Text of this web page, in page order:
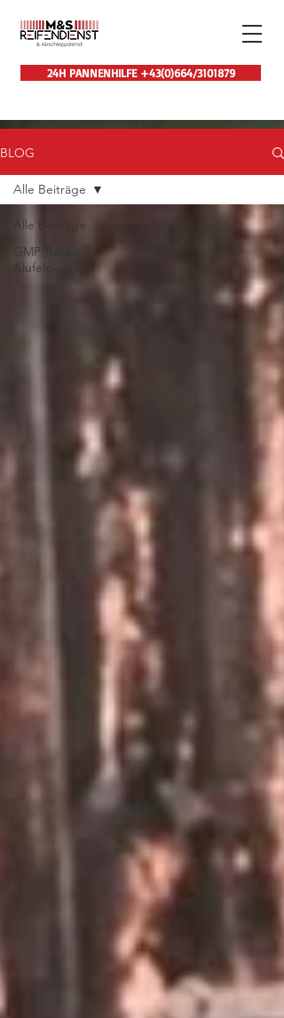
24H PANNENHILFE +43(0)664/3101879
BLOG
Alle Beiträge
GMP-Italia
Alufelgen
Alle Beiträge